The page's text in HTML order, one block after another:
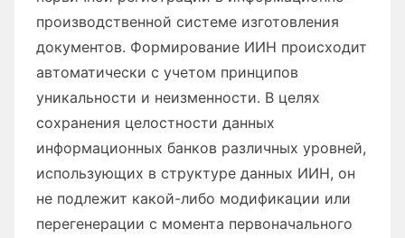
производственной системе изготовления
документов. Формирование ИИН происходит
автоматически с учетом принципов
уникальности и неизменности. В целях
сохранения целостности данных
информационных банков различных уровней,
использующих в структуре данных ИИН, он
не подлежит какой-либо модификации или
перегенерации с момента первоначального